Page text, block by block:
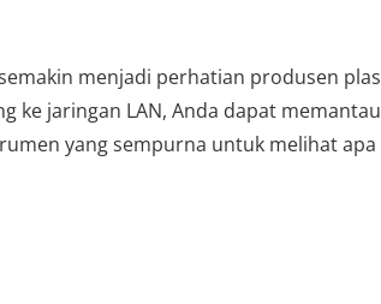
menjadi perhatian produsen
ke jaringan LAN, Anda dapat
yang sempurna untuk melihat